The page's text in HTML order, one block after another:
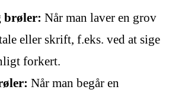
brøler: Når man laver en grov
eller skrift, f.eks. ved at sige
forkert.
Når man begår en